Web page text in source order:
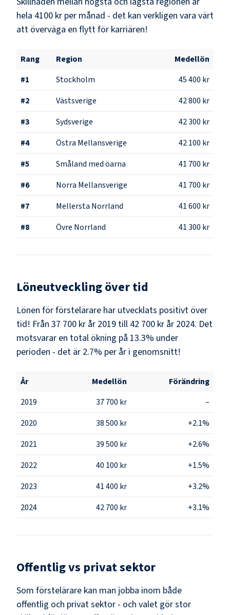
hela 4100 kr per månad - det kan verkligen vara värt
att överväga en flytt för karriären!
Rang Region
Medellön
#1 Stockholm
45 400 kr
#2 Västsverige
42 800 kr
#3 Sydsverige
42 300 kr
#4 Östra Mellansverige
42 100 kr
#5 Småland med öarna
41 700 kr
#6 Norra Mellansverige
41 700 kr
#7 Mellersta Norrland
41 600 kr
#8 Övre Norrland 41 300 kr
Löneutveckling över tid
Lönen för förstelärare har utvecklats positivt över
tid! Från 37 700 kr år 2019 till 42 700 kr år 2024. Det
motsvarar en total ökning på 13.3% under
perioden - det är 2.7% per år i genomsnitt!
År Medellön
Förändring
2019
37 700 kr
–
2020
38 500 kr
+2.1%
2021
39 500 kr
+2.6%
2022
40 100 kr
+1.5%
2023
41 400 kr
+3.2%
2024
42 700 kr +3.1%
Offentlig vs privat sektor
Som förstelärare kan man jobba inom både
offentlig och privat sektor - och valet gör stor